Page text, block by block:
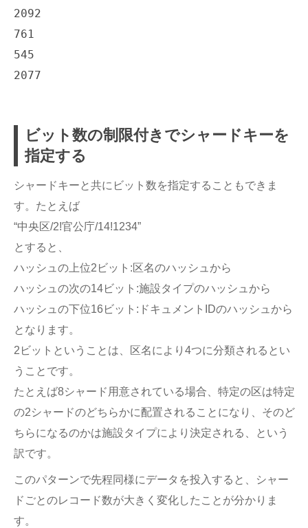
2092
761
545
ビット数の制限付きでシャードキーを
指定する
シャードキーと共にビット数を指定することもできま
す。たとえば
“中央区/2!官公庁/14!1234”
とすると、
ハッシュの上位2ビット:区名のハッシュから
ハッシュの次の14ビット:施設タイプのハッシュから
ハッシュの下位16ビット:ドキュメントIDのハッシュから
となります。
2ビットということは、区名により4つに分類されるとい
うことです。
たとえば8シャード用意されている場合、特定の区は特定
の2シャードのどちらかに配置されることになり、そのど
ちらになるのかは施設タイプにより決定される、という
訳です。
このパターンで先程同様にデータを投入すると、シャー
ドごとのレコード数が大きく変化したことが分かりま
す。